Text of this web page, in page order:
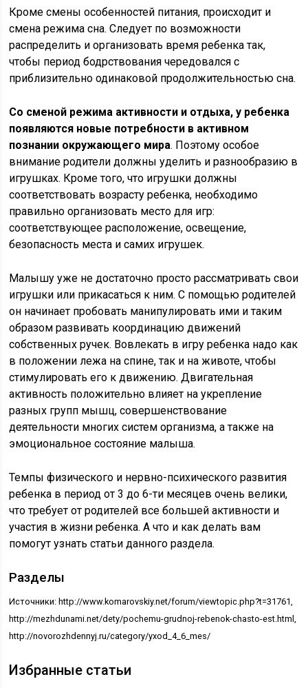
Кроме смены особенностей питания, происходит и
смена режима сна. Следует по возможности
распределить и организовать время ребенка так,
чтобы период бодрствования чередовался с
приблизительно одинаковой продолжительностью сна.
Со сменой режима активности и отдыха, у ребенка
появляются новые потребности в активном
познании окружающего мира. Поэтому особое
внимание родители должны уделить и разнообразию в
игрушках. Кроме того, что игрушки должны
соответствовать возрасту ребенка, необходимо
правильно организовать место для игр:
соответствующее расположение, освещение,
безопасность места и самих игрушек.
Малышу уже не достаточно просто рассматривать свои
игрушки или прикасаться к ним. С помощью родителей
он начинает пробовать манипулировать ими и таким
образом развивать координацию движений
собственных ручек. Вовлекать в игру ребенка надо как
в положении лежа на спине, так и на животе, чтобы
стимулировать его к движению. Двигательная
активность положительно влияет на укрепление
разных групп мышц, совершенствование
деятельности многих систем организма, а также на
эмоциональное состояние малыша.
Темпы физического и нервно-психического развития
ребенка в период от 3 до 6-ти месяцев очень велики,
что требует от родителей все большей активности и
участия в жизни ребенка. А что и как делать вам
помогут узнать статьи данного раздела.
Разделы
Источники: http://www.komarovskiy.net/forum/viewtopic.php?t=31761,
http://mezhdunami.net/dety/pochemu-grudnoj-rebenok-chasto-est.html,
http://novorozhdennyj.ru/category/yxod_4_6_mes/
Избранные статьи